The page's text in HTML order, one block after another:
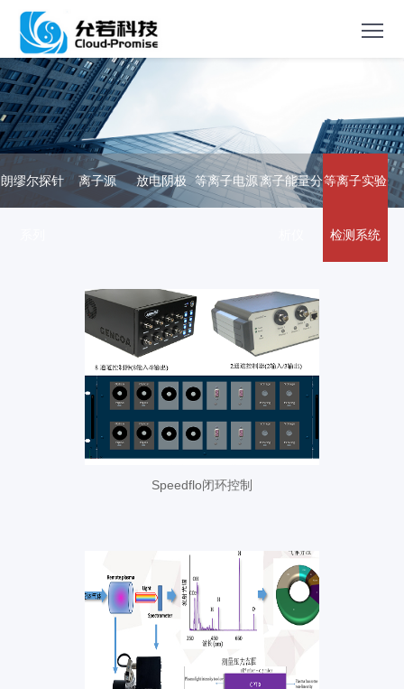
朗缪尔探针 离子源 放电阴极 等离子电源离子能量分等离子实验
检测系统
Speedflo闭环控制